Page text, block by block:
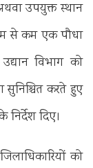
उपयुक्त स्थान
से कम एक पौधा
विभाग को
करते हुए
दिए।‎
को